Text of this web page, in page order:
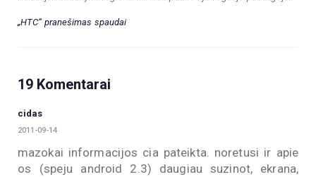
„HTC“ pranešimas spaudai
19 Komentarai
cidas
2011-09-14
mazokai informacijos cia pateikta. noretusi ir apie
os (speju android 2.3) daugiau suzinot, ekrana,